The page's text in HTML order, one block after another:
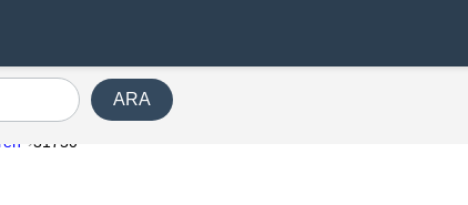
ARA
31750